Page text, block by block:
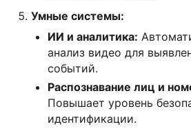
Умные системы:
ИИ и аналитика:
анализ видео для
событий.
Распознавание лиц и
Повышает уровень
идентификации.